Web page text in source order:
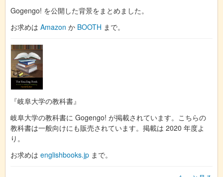
Gogengo! を公開した背景をまとめました。
お求めは Amazon か BOOTH まで。
『岐阜大学の教科書』
岐阜大学の教科書に Gogengo! が掲載されています。こちらの
教科書は一般向けにも販売されています。掲載は 2020 年度よ
り。
お求めは englishbooks.jp まで。